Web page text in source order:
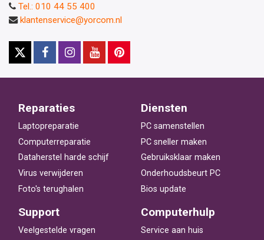
Tel.: 010 44 55 400
klantenservice@yorcom.nl
Reparaties
Laptopreparatie
Computerreparatie
Dataherstel harde schijf
Virus verwijderen
Foto's terughalen
Diensten
PC samenstellen
PC sneller maken
Gebruiksklaar maken
Onderhoudsbeurt PC
Bios update
Support
Veelgestelde vragen
Computerhulp
Service aan huis